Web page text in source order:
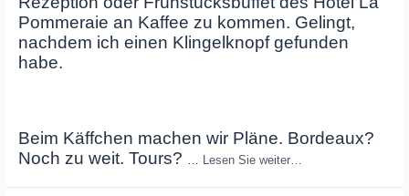
Pommeraie an Kaffee zu kommen. Gelingt,
nachdem ich einen Klingelknopf gefunden
habe.
Beim Käffchen machen wir Pläne. Bordeaux?
Noch zu weit. Tours? … Lesen Sie weiter…